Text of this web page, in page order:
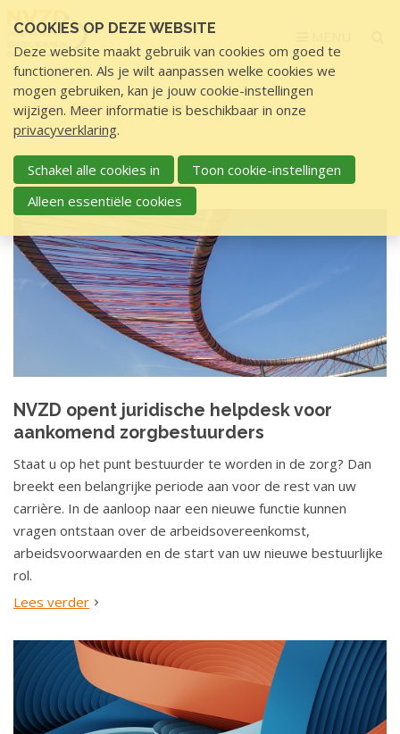
links
over
S
p
r
n
g
n
a
a
r
o
u
d
S
p
n
r
a
Home Overige Nieuws
N
i
e
u
w
NIEUWS
NVZD opent juridische helpdesk voor
aankomend zorgbestuurders
Staat u op het punt bestuurder te worden in de zorg? Dan
breekt een belangrijke periode aan voor de rest van uw
carrière. In de aanloop naar een nieuwe functie kunnen
vragen ontstaan over de arbeidsovereenkomst,
arbeidsvoorwaarden en de start van uw nieuwe bestuurlijke
rol.
Lees verder
COOKIES OP DEZE WEBSITE
Deze website maakt gebruik van cookies om goed te
functioneren. Als je wilt aanpassen welke cookies we
mogen gebruiken, kan je jouw cookie-instellingen
wijzigen. Meer informatie is beschikbaar in onze
privacyverklaring.
Schakel alle cookies in
Toon cookie-instellingen
Alleen essentiële cookies